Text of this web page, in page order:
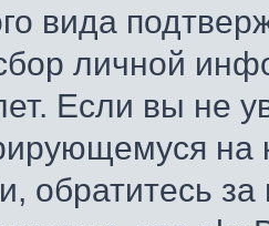
вида
личной
Если вы не
обратитесь